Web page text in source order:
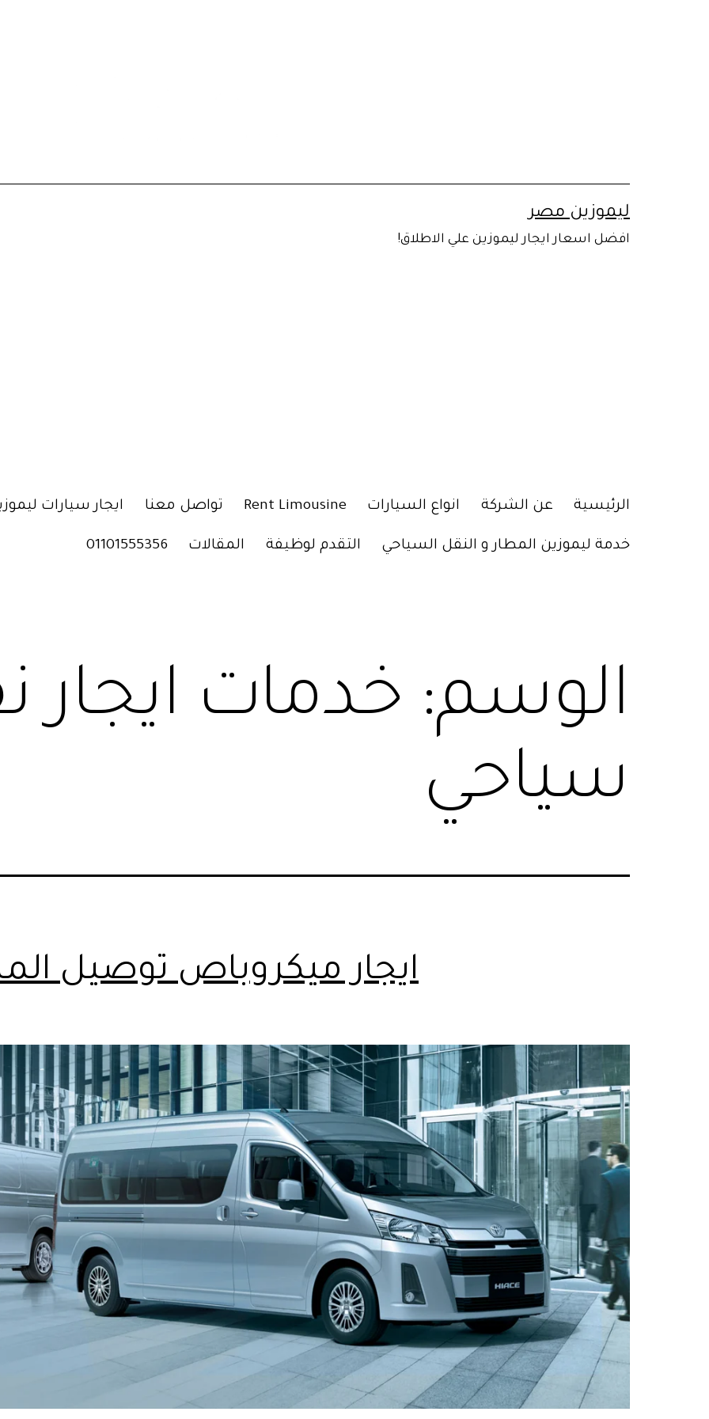
ليموزين مصر
افضل اسعار ايجار ليموزين علي الاطلاق!
الرئيسية عن الشركة انواع السيارات Rent Limousine تواصل معنا ايجار سيارات
خدمة ليموزين المطار و النقل السياحي التقدم لوظيفة المقالات 01101555356
الوسم: خدمات ايجار
سياحي
ايجار ميكروباص توصيل